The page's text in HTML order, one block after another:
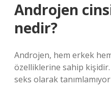
Androjen
nedir?
Androjen, hem erkek
özelliklerine sahip
seks olarak